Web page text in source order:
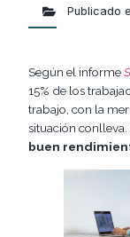
Publicado
Según el informe
15% de los
trabajo, con la
situación conlleva.
buen